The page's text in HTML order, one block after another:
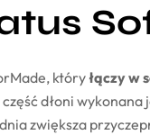
który łączy w
dłoni
zwiększa